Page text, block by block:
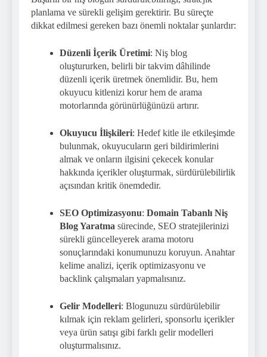
planlama ve sürekli gelişim gerektirir. Bu süreçte
dikkat edilmesi gereken bazı önemli noktalar şunlardır:
Düzenli İçerik Üretimi: Niş blog
oluştururken, belirli bir takvim dâhilinde
düzenli içerik üretmek önemlidir. Bu, hem
okuyucu kitlenizi korur hem de arama
motorlarında görünürlüğünüzü artırır.
Okuyucu İlişkileri: Hedef kitle ile etkileşimde
bulunmak, okuyucuların geri bildirimlerini
almak ve onların ilgisini çekecek konular
hakkında içerikler oluşturmak, sürdürülebilirlik
açısından kritik önemdedir.
SEO Optimizasyonu: Domain Tabanlı Niş
Blog Yaratma sürecinde, SEO stratejilerinizi
sürekli güncelleyerek arama motoru
sonuçlarındaki konumunuzu koruyun. Anahtar
kelime analizi, içerik optimizasyonu ve
backlink çalışmaları yapmalısınız.
Gelir Modelleri: Blogunuzu sürdürülebilir
kılmak için reklam gelirleri, sponsorlu içerikler
veya ürün satışı gibi farklı gelir modelleri
oluşturmalısınız.